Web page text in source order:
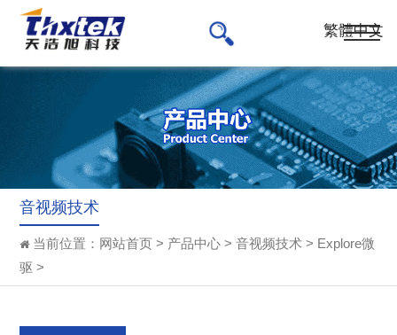
繁體中文
音视频技术
当前位置： 网站首页 > 产品中心 >音视频技术 > Explore微
驱 >